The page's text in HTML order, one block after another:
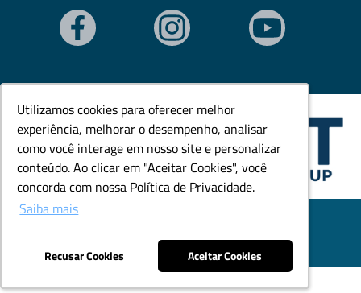
Utilizamos cookies para oferecer melhor
experiência, melhorar o desempenho, analisar
como você interage em nosso site e personalizar
conteúdo. Ao clicar em "Aceitar Cookies", você
concorda com nossa Política de Privacidade.
Saiba mais
Recusar Cookies Aceitar Cookies
Utilizamos cookies para oferecer melhor
experiência, melhorar o desempenho, analisar
como você interage em nosso site e personalizar
conteúdo. Ao clicar em "Aceitar Cookies", você
concorda com nossa Política de Privacidade.
Saiba mais
Recusar Cookies Aceitar Cookies
© Todos os direitos reservados. Goedert Ltda - CNPJ:
Desenvolvido por: Área Local